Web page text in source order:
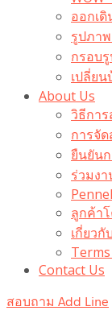
ออกเ
รูปภา
กรอบ
เปลี่ย
About Us
วิธีกา
การจัด
ยืนยันก
ร่วมงา
ลูกค้า
เกี่ยวกั
Contact Us
สอบถาม Add Line